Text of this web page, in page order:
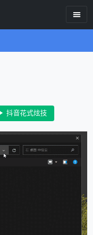
抖音花式炫技